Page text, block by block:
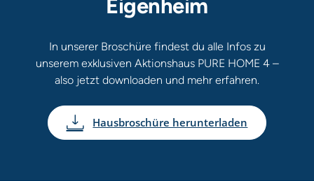
Eigenheim
In unserer Broschüre findest du alle Infos zu
unserem exklusiven Aktionshaus PURE HOME 4 –
also jetzt downloaden und mehr erfahren.
Hausbroschüre herunterladen